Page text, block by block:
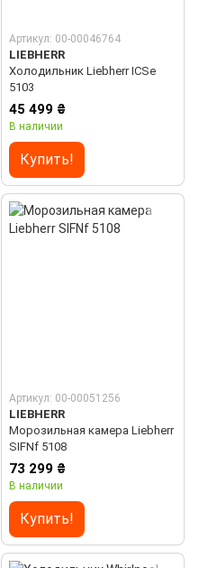
Артикул: 00-00046764
LIEBHERR
Холодильник Liebherr ICSe
5103
45 499 ₴
В наличии
Купить!
Артикул: 00-00051256
LIEBHERR
Морозильная камера Liebherr
SIFNf 5108
73 299 ₴
В наличии
Купить!